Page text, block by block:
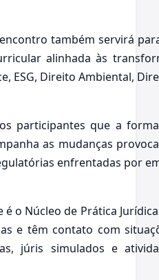
também servirá
alinhada às
ESG, Direito Ambiental,
participantes que a
as mudanças
enfrentadas por
o Núcleo de Prática
e têm contato com
júris simulados e